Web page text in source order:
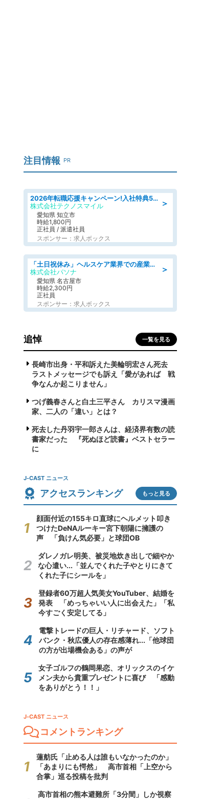
注目情報 PR
＞
2026年転職応援キャンペーン!入社特典58万円/デンソーで働こう!自動車工場で小型部品の検査業務 denso aichi
株式会社テクノスマイル
愛知県 知立市
時給1,800円
正社員 / 派遣社員
スポンサー：求人ボックス
＞
「土日祝休み」ヘルスケア業界での産業保健師業務/看護師/高時給/未経験OK/要資格:正看護師
株式会社パソナ
愛知県 名古屋市
時給2,300円
正社員
スポンサー：求人ボックス
追悼 一覧を見る
長崎市出身・平和訴えた美輪明宏さん死去
ラストメッセージでも訴え「愛があれば 戦
争なんか起こりません」
つげ義春さんと白土三平さん カリスマ漫画
家、二人の「違い」とは？
死去した丹羽宇一郎さんは、経済界有数の読
書家だった 『死ぬほど読書』ベストセラー
に
J-CAST ニュース
アクセスランキング もっと見る
顔面付近の155キロ直球にヘルメット叩き
つけたDeNAルーキー宮下朝陽に擁護の
声 「負けん気必要」と球団OB
ダレノガレ明美、被災地炊き出しで細やか
な心遣い...「並んでくれた子やとりにきて
くれた子にシールを」
登録者60万超人気美女YouTuber、結婚を
発表 「めっちゃいい人に出会えた」「私
今すごく安定してる」
電撃トレードの巨人・リチャード、ソフト
バンク・秋広優人の存在感薄れ...「他球団
の方が出場機会ある」の声が
女子ゴルフの鶴岡果恋、オリックスのイケ
メン夫から貴重プレゼントに喜び 「感動
をありがとう！！」
J-CAST ニュース
コメントランキング
蓮舫氏「止める人は誰もいなかったのか」
「あまりにも愕然」 高市首相「上空から
合掌」巡る投稿を批判
高市首相の熊本避難所「3分間」しか視察